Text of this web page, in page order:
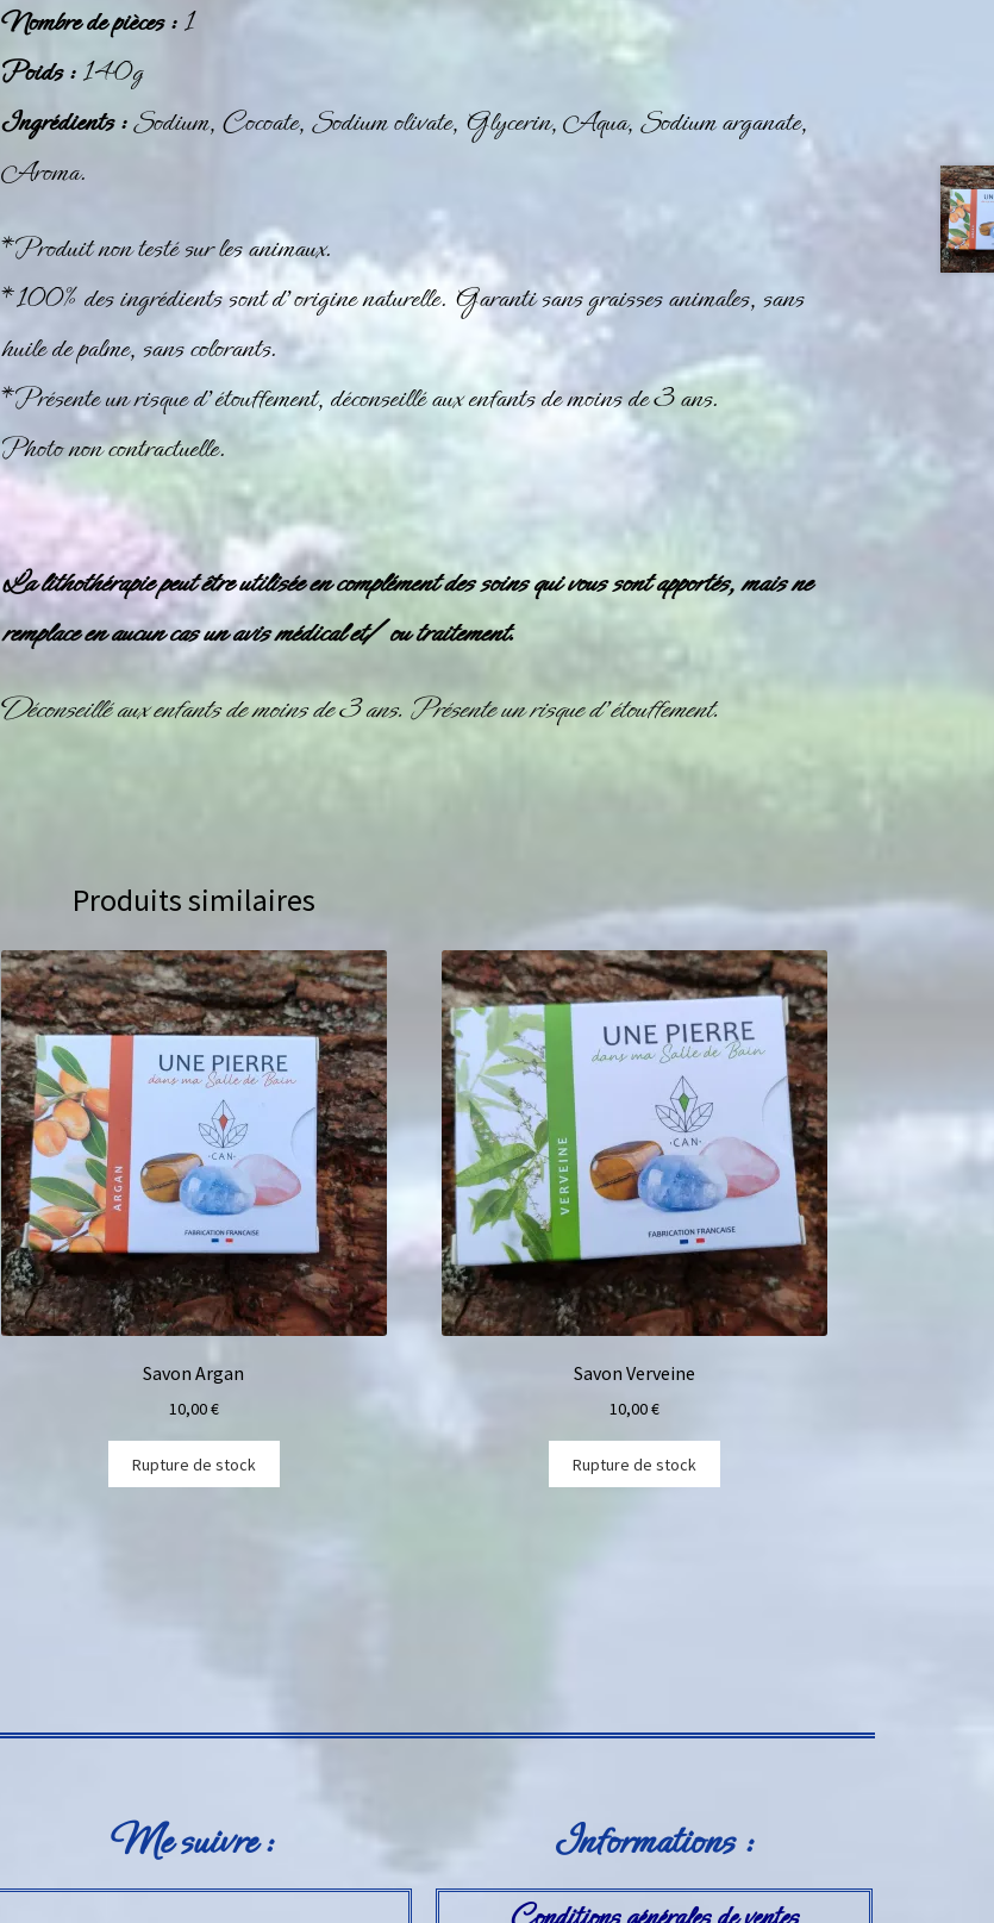
Nombre de pièces :1
Poids :140g
Ingrédients :Sodium, Cocoate, Sodium olivate, Glycerin, Aqua, Sodium arganate,
Aroma.
*Produit non testé sur les animaux.
*100% des ingrédients sont d’origine naturelle. Garanti sans graisses animales, sans
huile de palme, sans colorants.
*Présente un risque d’étouffement, déconseillé aux enfants de moins de 3 ans.
Photo non contractuelle.
La lithothérapie peut être utilisée en complément des soins qui vous sont apportés, mais ne
remplace en aucun cas un avis médical et/ ou traitement.
Déconseillé aux enfants de moins de 3 ans. Présente un risque d’étouffement.
Produits similaires
Savon Argan
10,00€
Rupture de stock
Savon Verveine
10,00€
Rupture de stock
Me suivre : Informations :